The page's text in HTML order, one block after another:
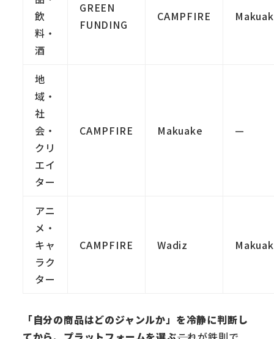
飲
料・
酒
GREEN
FUNDING
CAMPFIRE
地
域・
社
会・
クリ
エイ
ター
CAMPFIRE Makuake —
アニ
メ・
キャ
ラク
ター
CAMPFIRE Wadiz
「自分の商品はどのジャンルか」を冷静に判断し